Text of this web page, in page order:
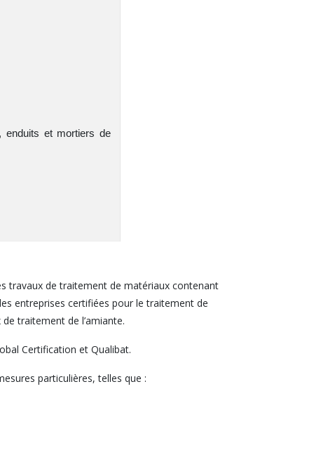
enduits et mortiers de
travaux de traitement de matériaux contenant
entreprises certifiées pour le traitement de
traitement de l’amiante.
Certification et Qualibat.
particulières, telles que :